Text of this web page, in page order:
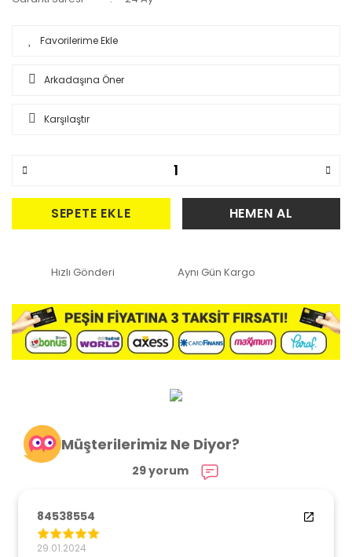
Arkadaşına Öner
Karşılaştır
SEPETE EKLE HEMEN AL
Hızlı Gönderi Aynı Gün Kargo
Müşterilerimiz Ne Diyor?
29 yorum
84538554
29.01.2024